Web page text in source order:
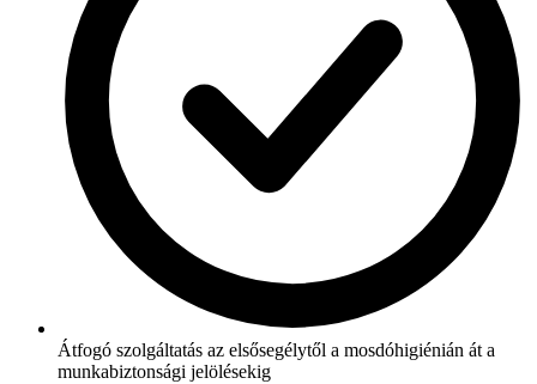
Átfogó szolgáltatás az elsősegélytől a mosdóhigiénián át a
munkabiztonsági jelölésekig